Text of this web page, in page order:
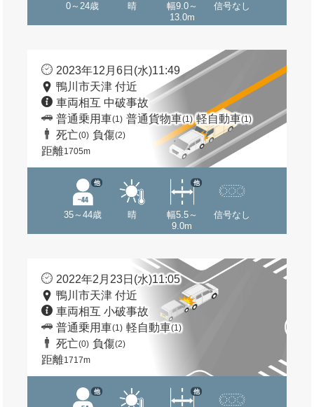
0～24歳 晴
幅9.0～
13.0m
信号なし
2023年12月6日(水)11:49
鴨川市天津 付近
車両相互 中破事故
普通乗用車(1) 普通貨物車(1) 軽自動車(1)
死亡(0) 負傷(2)
距離1705m
35～44歳
他
晴
幅5.5～
9.0m
他
信号なし
2022年2月23日(水)11:05
鴨川市天津 付近
車両相互 小破事故
普通乗用車(1) 軽自動車(1)
死亡(0) 負傷(2)
距離1717m
他 他